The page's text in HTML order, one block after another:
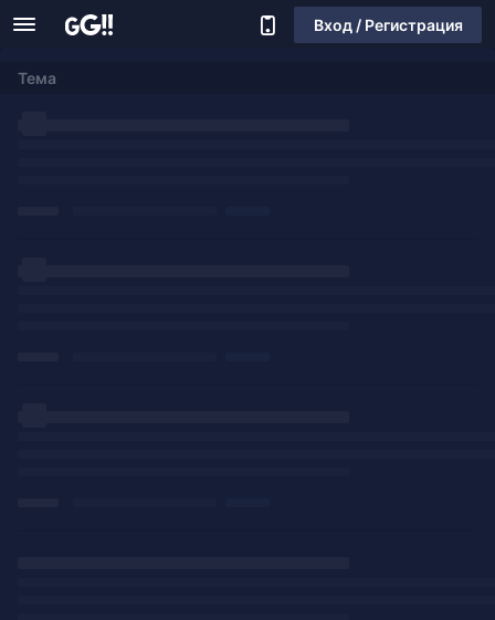
Вход / Регистрация
Тема